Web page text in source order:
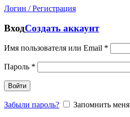
Логин / Регистрация
ВходСоздать аккаунт
Имя пользователя или Email *
Пароль *
Войти
Забыли пароль?
Запомнить меня